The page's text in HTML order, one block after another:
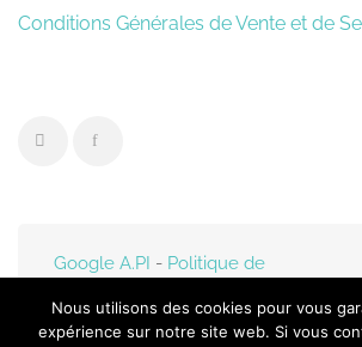
Conditions Générales de Vente et de
Google A.PI - Politique de
ligne parWeb-Savoie.fr
Nous utilisons des cookies pour vous
expérience sur notre site web. Si vous